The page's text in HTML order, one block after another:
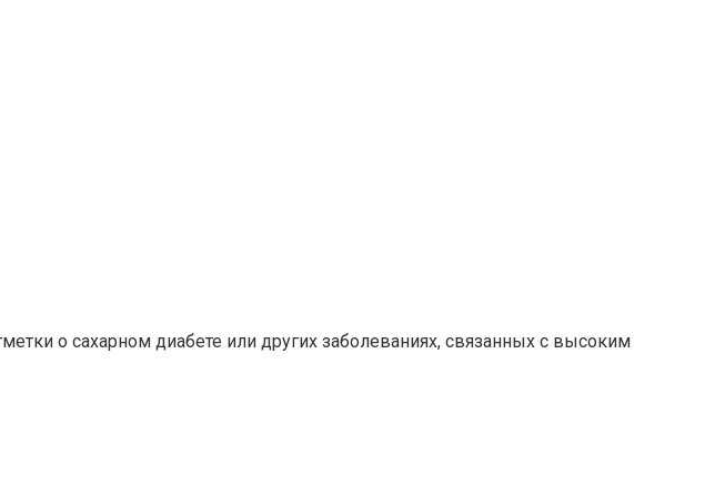
о сахарном диабете или других заболеваниях, связанных с высоким